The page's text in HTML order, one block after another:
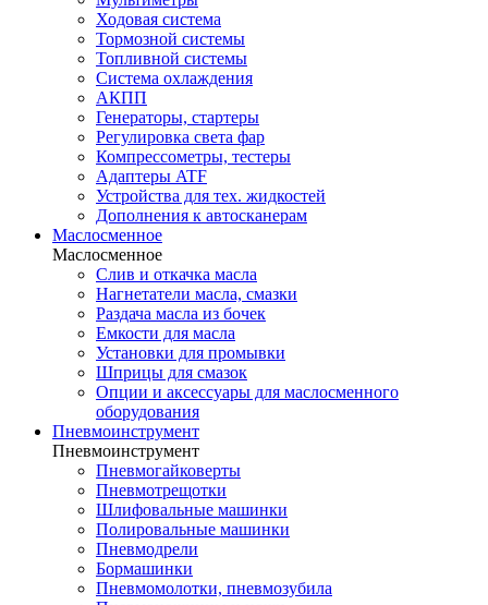
Ходовая система
Тормозной системы
Топливной системы
Система охлаждения
АКПП
Генераторы, стартеры
Регулировка света фар
Компрессометры, тестеры
Адаптеры ATF
Устройства для тех. жидкостей
Дополнения к автосканерам
Маслосменное
Маслосменное
Слив и откачка масла
Нагнетатели масла, смазки
Раздача масла из бочек
Емкости для масла
Установки для промывки
Шприцы для смазок
Опции и аксессуары для маслосменного
оборудования
Пневмоинструмент
Пневмоинструмент
Пневмогайковерты
Пневмотрещотки
Шлифовальные машинки
Полировальные машинки
Пневмодрели
Бормашинки
Пневмомолотки, пневмозубила